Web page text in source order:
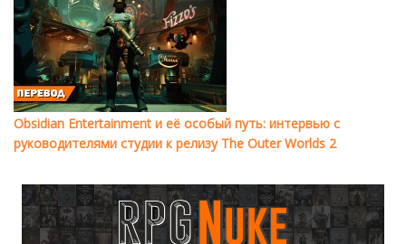
Obsidian Entertainment и её особый путь: интервью с
руководителями студии к релизу The Outer Worlds 2